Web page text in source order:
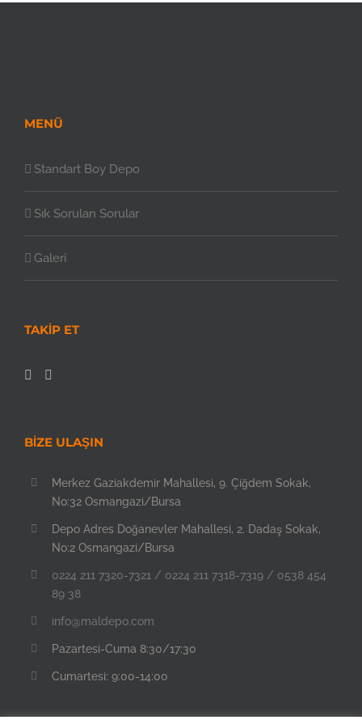
MENÜ
Standart Boy Depo
Sık Sorulan Sorular
Galeri
TAKIP ET
BİZE ULAŞIN
Merkez Gaziakdemir Mahallesi, 9. Çiğdem Sokak,
No:32 Osmangazi/Bursa
Depo Adres Doğanevler Mahallesi, 2. Dadaş Sokak,
No:2 Osmangazi/Bursa
0224 211 7320-7321 / 0224 211 7318-7319 / 0538 454
89 38
info@maldepo.com
Pazartesi-Cuma 8:30/17:30
Cumartesi: 9:00-14:00